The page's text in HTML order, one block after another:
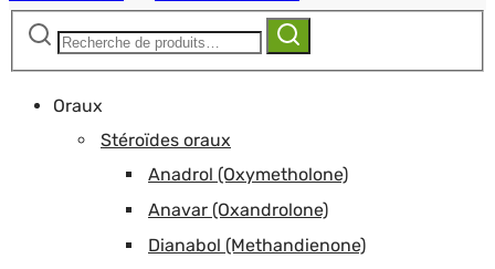
Recherche
Recherche
Oraux
Stéroïdes oraux
Anadrol (Oxymetholone)
Anavar (Oxandrolone)
Dianabol (Methandienone)